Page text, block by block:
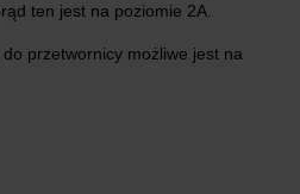
ten jest na poziomie 2A.
do przetwornicy możliwe jest na